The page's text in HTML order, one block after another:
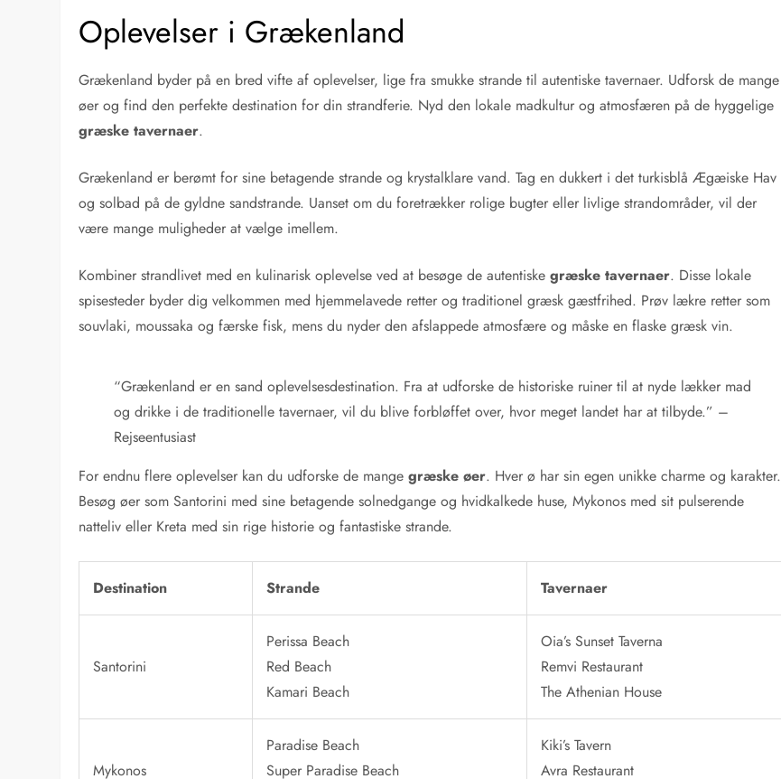
Oplevelser i Grækenland
Grækenland byder på en bred vifte af oplevelser, lige fra smukke strande til autentiske tavernaer. Udforsk de mange
øer og find den perfekte destination for din strandferie. Nyd den lokale madkultur og atmosfæren på de hyggelige
græske tavernaer.
Grækenland er berømt for sine betagende strande og krystalklare vand. Tag en dukkert i det turkisblå Ægæiske Hav
og solbad på de gyldne sandstrande. Uanset om du foretrækker rolige bugter eller livlige strandområder, vil der
være mange muligheder at vælge imellem.
Kombiner strandlivet med en kulinarisk oplevelse ved at besøge de autentiskegræske tavernaer. Disse lokale
spisesteder byder dig velkommen med hjemmelavede retter og traditionel græsk gæstfrihed. Prøv lækre retter som
souvlaki, moussaka og færske fisk, mens du nyder den afslappede atmosfære og måske en flaske græsk vin.
“Grækenland er en sand oplevelsesdestination. Fra at udforske de historiske ruiner til at nyde lækker mad
og drikke i de traditionelle tavernaer, vil du blive forbløffet over, hvor meget landet har at tilbyde.” –
Rejseentusiast
For endnu flere oplevelser kan du udforske de mangegræske øer. Hver ø har sin egen unikke charme og karakter.
Besøg øer som Santorini med sine betagende solnedgange og hvidkalkede huse, Mykonos med sit pulserende
natteliv eller Kreta med sin rige historie og fantastiske strande.
Destination Strande Tavernaer
Santorini
Perissa Beach
Red Beach
Kamari Beach
Oia’s Sunset Taverna
Remvi Restaurant
The Athenian House
Mykonos
Paradise Beach
Super Paradise Beach
Kiki’s Tavern
Avra Restaurant